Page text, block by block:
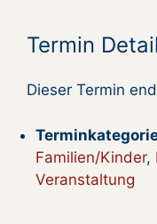
Termin
Dieser Termin
Familien/Kinder,
Veranstaltung